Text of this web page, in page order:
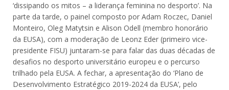
‘dissipando os mitos – a liderança feminina no desporto’. Na
parte da tarde, o painel composto por Adam Roczec, Daniel
Monteiro, Oleg Matytsin e Alison Odell (membro honorário
da EUSA), com a moderação de Leonz Eder (primeiro vice-
presidente FISU) juntaram-se para falar das duas décadas de
desafios no desporto universitário europeu e o percurso
trilhado pela EUSA. A fechar, a apresentação do ‘Plano de
Desenvolvimento Estratégico 2019-2024 da EUSA’, pelo